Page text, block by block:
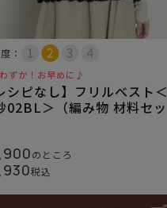
：
ずか！お早めに♪
シピなし】フリルベスト＜
02BL＞（編み物 材料セッ
のところ
税込